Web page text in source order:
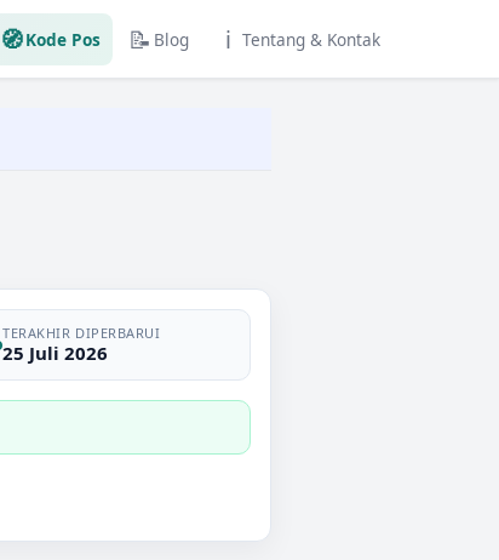
🧭Kode Pos 📝 Blog ℹ️ Tentang & Kontak
TERAKHIR DIPERBARUI
25 Juli 2026